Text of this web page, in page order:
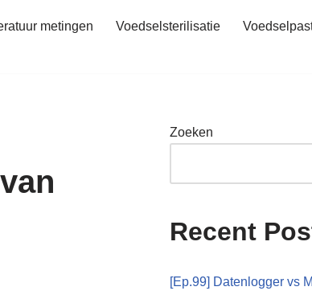
metingen Voedselsterilisatie
Zoeken
Recent
[Ep.99] Datenlogger vs